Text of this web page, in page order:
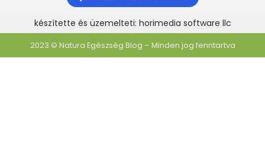
készítette és üzemelteti: horimedia software llc
2023 © Natura Egészség Blog – Minden jog fenntartva